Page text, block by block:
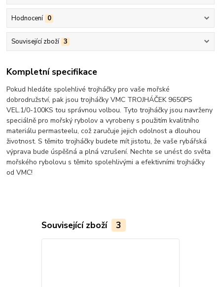
Hodnocení 0
Související zboží 3
Kompletní specifikace
Pokud hledáte spolehlivé trojháčky pro vaše mořské
dobrodružství, pak jsou trojháčky VMC TROJHÁČEK 9650PS
VEL.1/0-100KS tou správnou volbou. Tyto trojháčky jsou navrženy
speciálně pro mořský rybolov a vyrobeny s použitím kvalitního
materiálu permasteelu, což zaručuje jejich odolnost a dlouhou
životnost. S těmito trojháčky budete mít jistotu, že vaše rybářská
výprava bude úspěšná a plná vzrušení. Nechte se unést do světa
mořského rybolovu s těmito spolehlivými a efektivními trojháčky
od VMC!
Související zboží 3